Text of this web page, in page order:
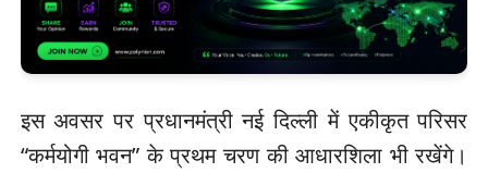
इस अवसर पर प्रधानमंत्री नई दिल्ली में एकीकृत परिसर
“कर्मयोगी भवन” के प्रथम चरण की आधारशिला भी रखेंगे।